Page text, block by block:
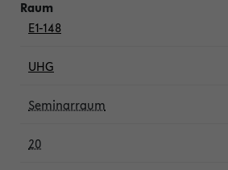
E1-148
UHG
Seminarraum
20